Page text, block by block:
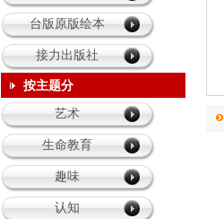
台版原版绘本
接力出版社
按主题分
艺术
生命教育
趣味
认知